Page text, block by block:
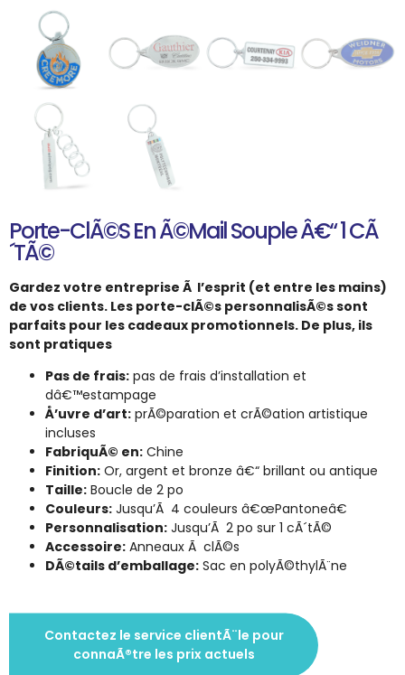
Porte-ClÃ©s En Ã©mail Souple Â€“ 1 CÃ
´tÃ©
Gardez votre entreprise Ã l’esprit (et entre les mains)
de vos clients. Les porte-clÃ©s personnalisÃ©s sont
parfaits pour les cadeaux promotionnels. De plus, ils
sont pratiques
Pas de frais: pas de frais d’installation et
dâ€™estampage
Å’uvre d’art: prÃ©paration et crÃ©ation artistique
incluses
FabriquÃ© en: Chine
Finition: Or, argent et bronze â€“ brillant ou antique
Taille: Boucle de 2 po
Couleurs: Jusqu’Ã 4 couleurs â€œPantoneâ€
Personnalisation: Jusqu’Ã 2 po sur 1 cÃ´tÃ©
Accessoire: Anneaux Ã clÃ©s
DÃ©tails d’emballage: Sac en polyÃ©thylÃ¨ne
Contactez le service clientÃ¨le pour
connaÃ®tre les prix actuels